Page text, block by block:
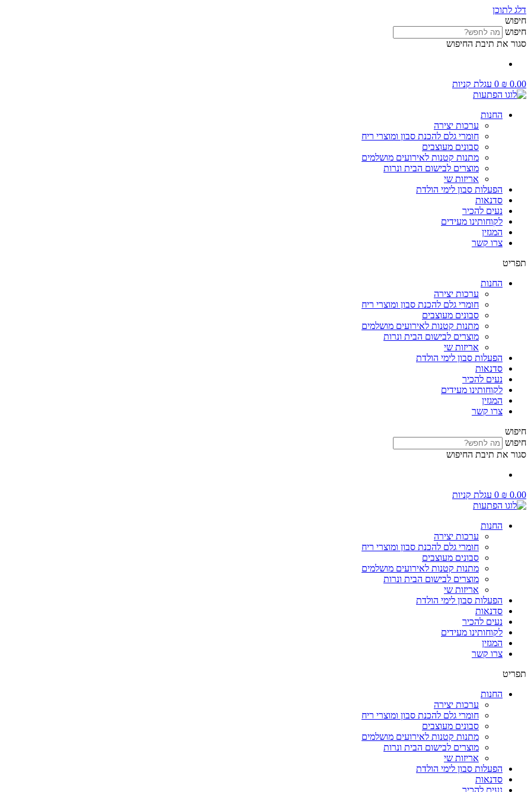
דלג לתוכן
חיפוש
חיפוש
סגור את תיבת החיפוש
₪ 0.00
0 עגלת קניות
החנות
ערכות יצירה
חומרי גלם להכנת סבון ומוצרי ריח
סבונים מעוצבים
מתנות קטנות לאירועים מושלמים
מוצרים לבישום הבית ונרות
אריזות שי
הפעלות סבון לימי הולדת
סדנאות
נעים להכיר
לקוחותינו מעידים
המגזין
צרו קשר
תפריט
החנות
ערכות יצירה
חומרי גלם להכנת סבון ומוצרי ריח
סבונים מעוצבים
מתנות קטנות לאירועים מושלמים
מוצרים לבישום הבית ונרות
אריזות שי
הפעלות סבון לימי הולדת
סדנאות
נעים להכיר
לקוחותינו מעידים
המגזין
צרו קשר
חיפוש
חיפוש
סגור את תיבת החיפוש
₪ 0.00
0 עגלת קניות
החנות
ערכות יצירה
חומרי גלם להכנת סבון ומוצרי ריח
סבונים מעוצבים
מתנות קטנות לאירועים מושלמים
מוצרים לבישום הבית ונרות
אריזות שי
הפעלות סבון לימי הולדת
סדנאות
נעים להכיר
לקוחותינו מעידים
המגזין
צרו קשר
תפריט
החנות
ערכות יצירה
חומרי גלם להכנת סבון ומוצרי ריח
סבונים מעוצבים
מתנות קטנות לאירועים מושלמים
מוצרים לבישום הבית ונרות
אריזות שי
הפעלות סבון לימי הולדת
סדנאות
נעים להכיר